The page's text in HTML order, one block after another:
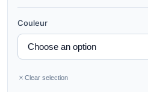
Couleur
Clear selection